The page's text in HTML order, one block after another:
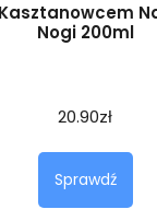
Nogi 200ml
20.90zł
Sprawdź